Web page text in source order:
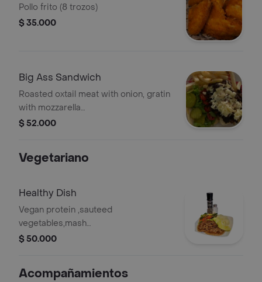
Pollo frito (8 trozos)
$ 35.000
Big Ass Sandwich
Roasted oxtail meat with onion, gratin
with mozzarella
cheese,tomate,lettuce,pickles in
$ 52.000
Vegetariano
Healthy Dish
Vegan protein ,sauteed
vegetables,mash
potatoes,avocado,rice
$ 50.000
Acompañamientos